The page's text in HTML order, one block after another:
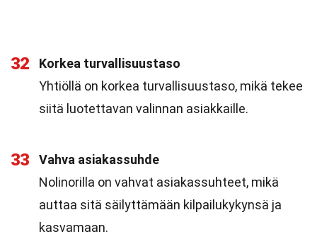
32
Korkea turvallisuustaso
Yhtiöllä on korkea turvallisuustaso, mikä tekee
siitä luotettavan valinnan asiakkaille.
33
Vahva asiakassuhde
Nolinorilla on vahvat asiakassuhteet, mikä
auttaa sitä säilyttämään kilpailukykynsä ja
kasvamaan.